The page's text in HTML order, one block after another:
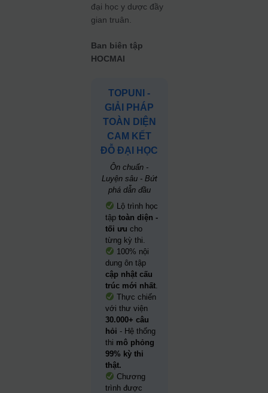
đại học y dược đầy
gian truân.
Ban biên tập
HOCMAI
TOPUNI -
GIẢI PHÁP
TOÀN DIỆN
CAM KẾT
ĐỖ ĐẠI HỌC
Ôn chuẩn -
Luyện sâu - Bứt
phá dẫn đầu
Lộ trình học
tậptoàn diện -
tối ưu cho
từng kỳ thi.
100% nội
dung ôn tập
cập nhật cấu
trúc mới nhất.
Thực chiến
với thư viện
30.000+ câu
hỏi - Hệ thống
thi mô phỏng
99% kỳ thi
thật.
Chương
trình được